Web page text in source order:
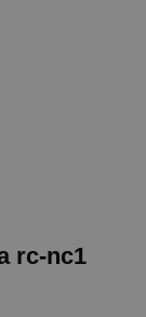
rc-nc1